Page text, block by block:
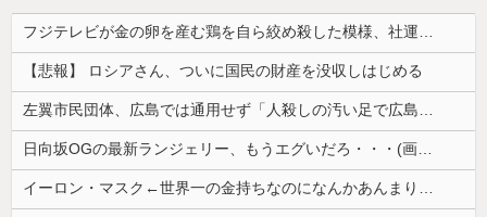
フジテレビが金の卵を産む鶏を自ら絞め殺した模様、社運を賭けたドル箱コンテンツが御蔵入りになってしまい……
【悲報】 ロシアさん、ついに国民の財産を没収しはじめる
左翼市民団体、広島では通用せず「人殺しの汚い足で広島の土を踏むな！」→広島県民「お前らの方が汚いんじゃ！」「ワシらが広島県民じゃ」
日向坂OGの最新ランジェリー、もうエグいだろ・・・(画像どーん)
イーロン・マスク←世界一の金持ちなのになんかあんまり「羨ましい」と感じない理由